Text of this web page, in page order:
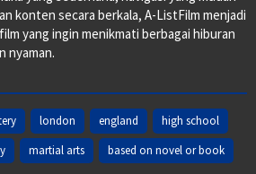
konten secara berkala, A-ListFilm menjadi
yang ingin menikmati berbagai hiburan
nyaman.
london england
high school
martial arts based on novel or book